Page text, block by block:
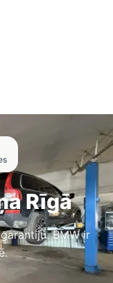
Rīgā
BMW ir